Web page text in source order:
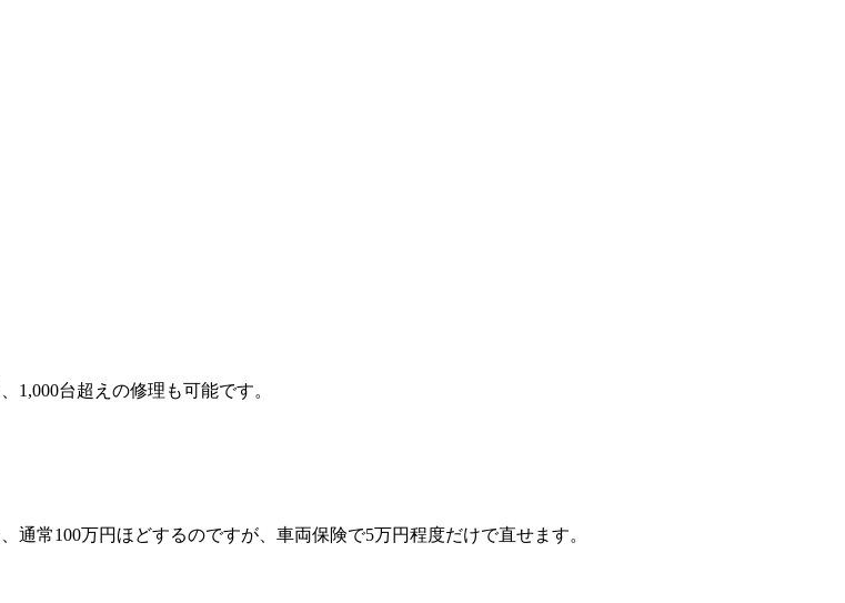
1,000台超えの修理も可能です。
常100万円ほどするのですが、車両保険で5万円程度だけで直せます。